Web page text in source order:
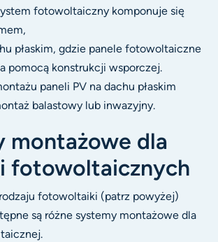
fotowoltaiczny komponuje się
płaskim, gdzie panele fotowoltaiczne
pomocą konstrukcji wsporczej.
paneli PV na dachu płaskim
balastowy lub inwazyjny.
montażowe dla
fotowoltaicznych
fotowoltaiki (patrz powyżej)
są różne systemy montażowe dla